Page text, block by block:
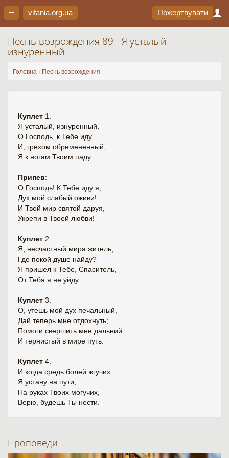
vifania.org.ua Пожертвувати
Песнь возрождения 89 - Я усталый
изнуренный
Головна Песнь возрождения
Куплет 1.
Я усталый, изнуренный,
О Господь, к Тебе иду,
И, грехом обремененный,
Я к ногам Твоим паду.
Припев:
О Господь! К Тебе иду я,
Дух мой слабый оживи!
И Твой мир святой даруя,
Укрепи в Твоей любви!
Куплет 2.
Я, несчастный мира житель,
Где покой душе найду?
Я пришел к Тебе, Спаситель,
От Тебя я не уйду.
Куплет 3.
О, утешь мой дух печальный,
Дай теперь мне отдохнуть;
Помоги свершить мне дальний
И тернистый в мире путь.
Куплет 4.
И когда средь болей жгучих
Я устану на пути,
На руках Твоих могучих,
Верю, будешь Ты нести.
Проповеди